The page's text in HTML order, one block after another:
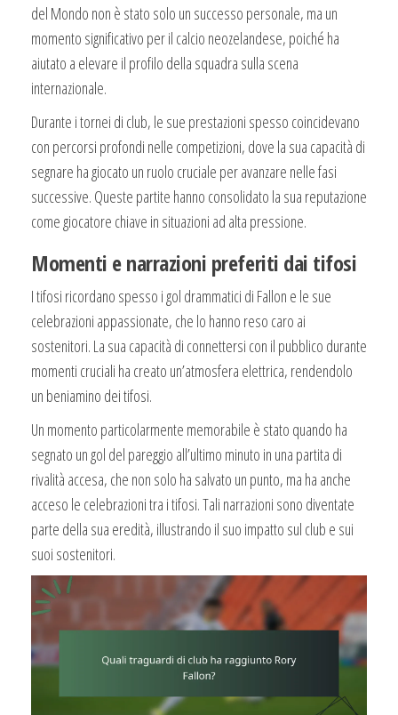
del Mondo non è stato solo un successo personale, ma un
momento significativo per il calcio neozelandese, poiché ha
aiutato a elevare il profilo della squadra sulla scena
internazionale.
Durante i tornei di club, le sue prestazioni spesso coincidevano
con percorsi profondi nelle competizioni, dove la sua capacità di
segnare ha giocato un ruolo cruciale per avanzare nelle fasi
successive. Queste partite hanno consolidato la sua reputazione
come giocatore chiave in situazioni ad alta pressione.
Momenti e narrazioni preferiti dai tifosi
I tifosi ricordano spesso i gol drammatici di Fallon e le sue
celebrazioni appassionate, che lo hanno reso caro ai
sostenitori. La sua capacità di connettersi con il pubblico durante
momenti cruciali ha creato un’atmosfera elettrica, rendendolo
un beniamino dei tifosi.
Un momento particolarmente memorabile è stato quando ha
segnato un gol del pareggio all’ultimo minuto in una partita di
rivalità accesa, che non solo ha salvato un punto, ma ha anche
acceso le celebrazioni tra i tifosi. Tali narrazioni sono diventate
parte della sua eredità, illustrando il suo impatto sul club e sui
suoi sostenitori.